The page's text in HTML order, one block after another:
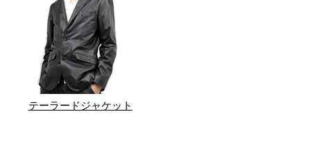
テーラードジャケット